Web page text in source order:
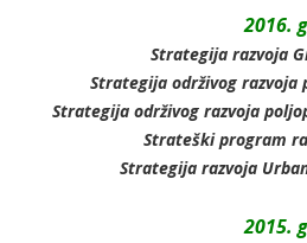
2016.
Strategija razvoja
Strategija održivog razvoja
Strategija održivog razvoja
Strateški program
Strategija razvoja
2015.